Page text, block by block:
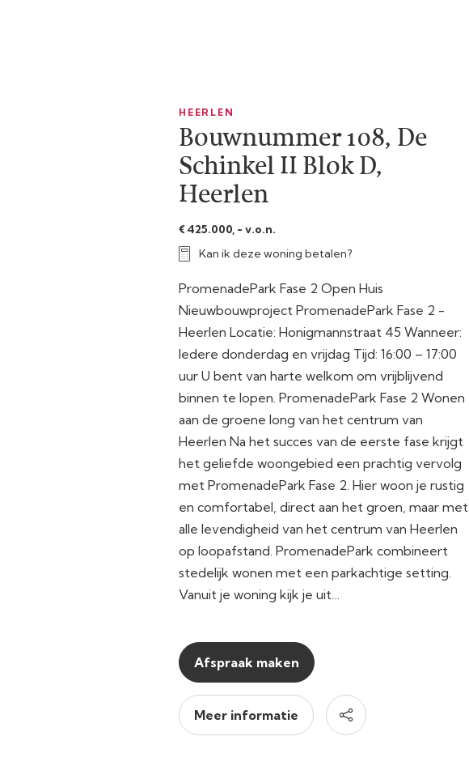
HEERLEN
Bouwnummer 108, De
Schinkel II Blok D,
Heerlen
€ 425.000, - v.o.n.
Kan ik deze woning betalen?
PromenadePark Fase 2 Open Huis
Nieuwbouwproject PromenadePark Fase 2 -
Heerlen Locatie: Honigmannstraat 45 Wanneer:
Iedere donderdag en vrijdag Tijd: 16:00 – 17:00
uur U bent van harte welkom om vrijblijvend
binnen te lopen. PromenadePark Fase 2 Wonen
aan de groene long van het centrum van
Heerlen Na het succes van de eerste fase krijgt
het geliefde woongebied een prachtig vervolg
met PromenadePark Fase 2. Hier woon je rustig
en comfortabel, direct aan het groen, maar met
alle levendigheid van het centrum van Heerlen
op loopafstand. PromenadePark combineert
stedelijk wonen met een parkachtige setting.
Vanuit je woning kijk je uit…
Afspraak maken
Meer informatie